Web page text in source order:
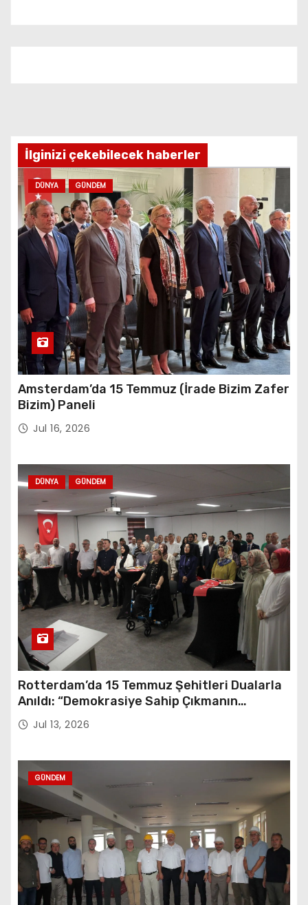
İlginizi çekebilecek haberler
DÜNYA GÜNDEM
Amsterdam’da 15 Temmuz (İrade Bizim Zafer
Bizim) Paneli
Jul 16, 2026
DÜNYA GÜNDEM
Rotterdam’da 15 Temmuz Şehitleri Dualarla
Anıldı: “Demokrasiye Sahip Çıkmanın
Sembolü”
Jul 13, 2026
GÜNDEM